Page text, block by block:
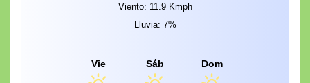
Viento: 11.9 Kmph
Lluvia: 7%
Vie Sáb Dom